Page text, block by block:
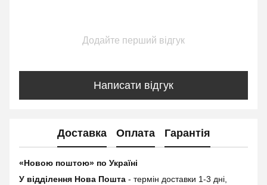
Додайте перший відгук
Написати відгук
Доставка Оплата Гарантія
«Новою поштою» по Україні
У відділення Нова Пошта - термін доставки 1-3 дні,